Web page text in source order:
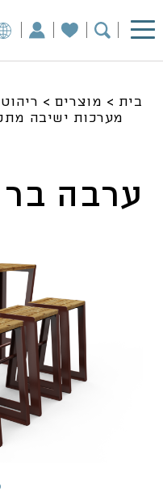
בית > מוצרים >
מערכות ישיבה
ערבה בר